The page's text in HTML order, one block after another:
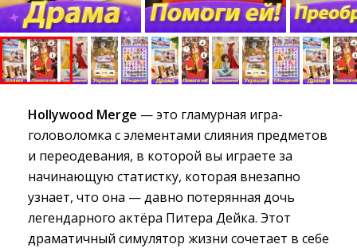
Hollywood Merge — это гламурная игра-
головоломка с элементами слияния предметов
и переодевания, в которой вы играете за
начинающую статистку, которая внезапно
узнает, что она — давно потерянная дочь
легендарного актёра Питера Дейка. Этот
драматичный симулятор жизни сочетает в себе